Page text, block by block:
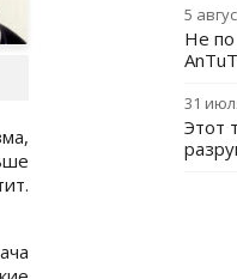
5
Не
31
Этот